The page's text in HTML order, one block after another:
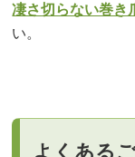
凄さ切らない巻き
い。
よくある